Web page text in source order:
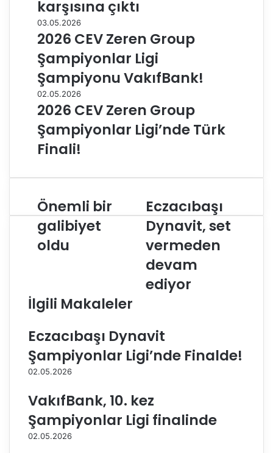
karşısına çıktı
03.05.2026
2026 CEV Zeren Group
Şampiyonlar Ligi
Şampiyonu VakıfBank!
02.05.2026
2026 CEV Zeren Group
Şampiyonlar Ligi’nde Türk
Finali!
Ö
n
e
m
r
l
i
b
y
e
t
o
Önemli bir
galibiyet
oldu
E
c
z
a
ı
b
a
y
n
t
,
Eczacıbaşı
Dynavit, set
vermeden
devam
ediyor
İlgili Makaleler
Eczacıbaşı Dynavit
Şampiyonlar Ligi’nde Finalde!
02.05.2026
VakıfBank, 10. kez
Şampiyonlar Ligi finalinde
02.05.2026